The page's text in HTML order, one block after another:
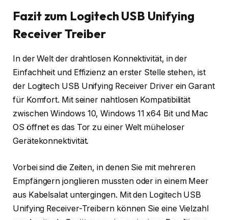
Fazit zum Logitech USB Unifying
Receiver Treiber
In der Welt der drahtlosen Konnektivität, in der
Einfachheit und Effizienz an erster Stelle stehen, ist
der Logitech USB Unifying Receiver Driver ein Garant
für Komfort. Mit seiner nahtlosen Kompatibilität
zwischen Windows 10, Windows 11 x64 Bit und Mac
OS öffnet es das Tor zu einer Welt müheloser
Gerätekonnektivität.
Vorbei sind die Zeiten, in denen Sie mit mehreren
Empfängern jonglieren mussten oder in einem Meer
aus Kabelsalat untergingen. Mit den Logitech USB
Unifying Receiver-Treibern können Sie eine Vielzahl